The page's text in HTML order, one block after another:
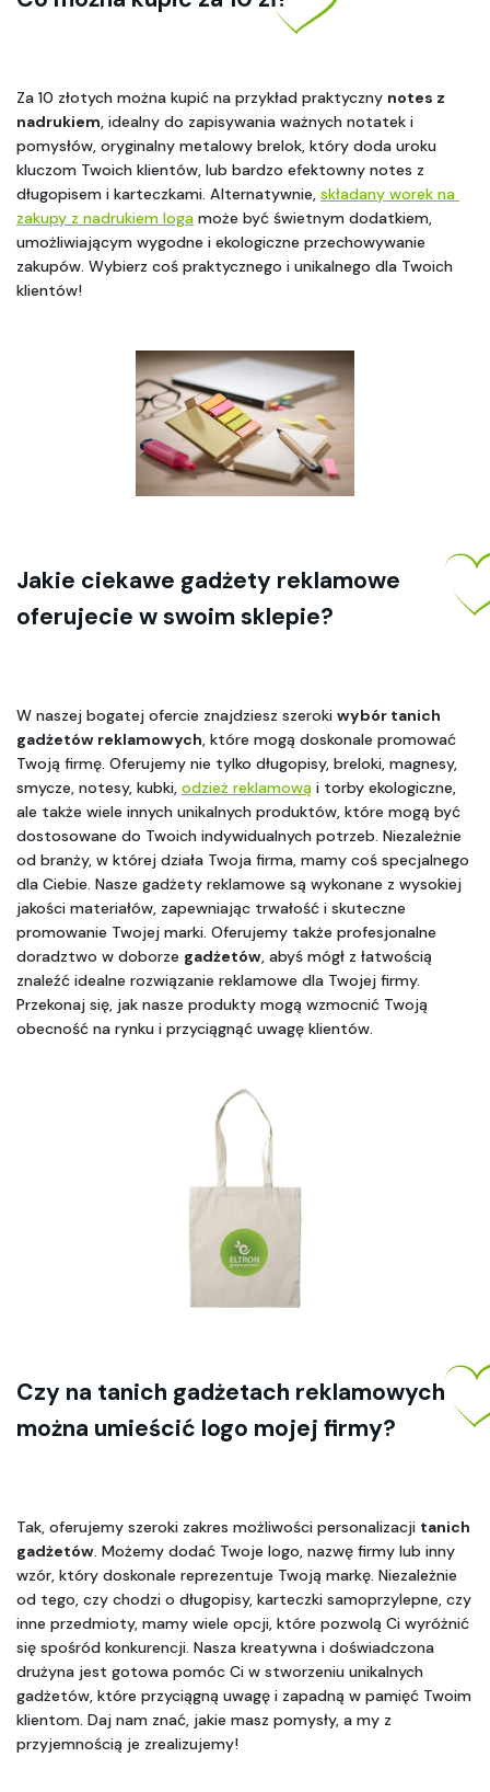
Za 10 złotych można kupić na przykład praktyczny notes z
nadrukiem, idealny do zapisywania ważnych notatek i
pomysłów, oryginalny metalowy brelok, który doda uroku
kluczom Twoich klientów, lub bardzo efektowny notes z
długopisem i karteczkami. Alternatywnie, składany worek na
zakupy z nadrukiem loga może być świetnym dodatkiem,
umożliwiającym wygodne i ekologiczne przechowywanie
zakupów. Wybierz coś praktycznego i unikalnego dla Twoich
klientów!
Jakie ciekawe gadżety reklamowe
oferujecie w swoim sklepie?
W naszej bogatej ofercie znajdziesz szeroki wybór tanich
gadżetów reklamowych, które mogą doskonale promować
Twoją firmę. Oferujemy nie tylko długopisy, breloki, magnesy,
smycze, notesy, kubki, odzież reklamową i torby ekologiczne,
ale także wiele innych unikalnych produktów, które mogą być
dostosowane do Twoich indywidualnych potrzeb. Niezależnie
od branży, w której działa Twoja firma, mamy coś specjalnego
dla Ciebie. Nasze gadżety reklamowe są wykonane z wysokiej
jakości materiałów, zapewniając trwałość i skuteczne
promowanie Twojej marki. Oferujemy także profesjonalne
doradztwo w doborze gadżetów, abyś mógł z łatwością
znaleźć idealne rozwiązanie reklamowe dla Twojej firmy.
Przekonaj się, jak nasze produkty mogą wzmocnić Twoją
obecność na rynku i przyciągnąć uwagę klientów.
Czy na tanich gadżetach reklamowych
można umieścić logo mojej firmy?
Tak, oferujemy szeroki zakres możliwości personalizacji tanich
gadżetów. Możemy dodać Twoje logo, nazwę firmy lub inny
wzór, który doskonale reprezentuje Twoją markę. Niezależnie
od tego, czy chodzi o długopisy, karteczki samoprzylepne, czy
inne przedmioty, mamy wiele opcji, które pozwolą Ci wyróżnić
się spośród konkurencji. Nasza kreatywna i doświadczona
drużyna jest gotowa pomóc Ci w stworzeniu unikalnych
gadżetów, które przyciągną uwagę i zapadną w pamięć Twoim
klientom. Daj nam znać, jakie masz pomysły, a my z
przyjemnością je zrealizujemy!